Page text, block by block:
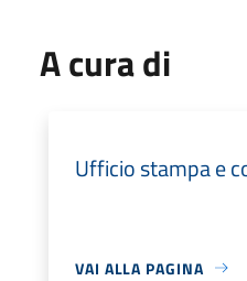
A cura di
Ufficio stampa e
VAI ALLA PAGINA